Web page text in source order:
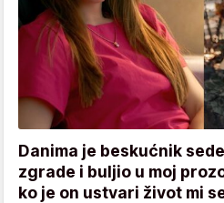
Danima je beskućnik
zgrade i buljio u moj
ko je on ustvari život mi